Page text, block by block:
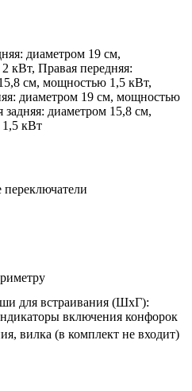
диаметром 19 см,
кВт, Правая передняя:
см, мощностью 1,5 кВт,
диаметром 19 см, мощностью
задняя: диаметром 15,8 см,
кВт
для встраивания (ШхГ):
включения конфорок
вилка (в комплект не входит)